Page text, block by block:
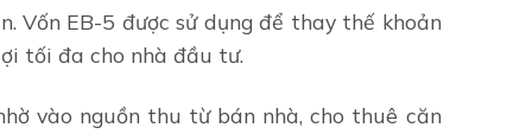
Vốn EB-5 được sử dụng để thay thế khoản
tối đa cho nhà đầu tư.
vào nguồn thu từ bán nhà, cho thuê căn